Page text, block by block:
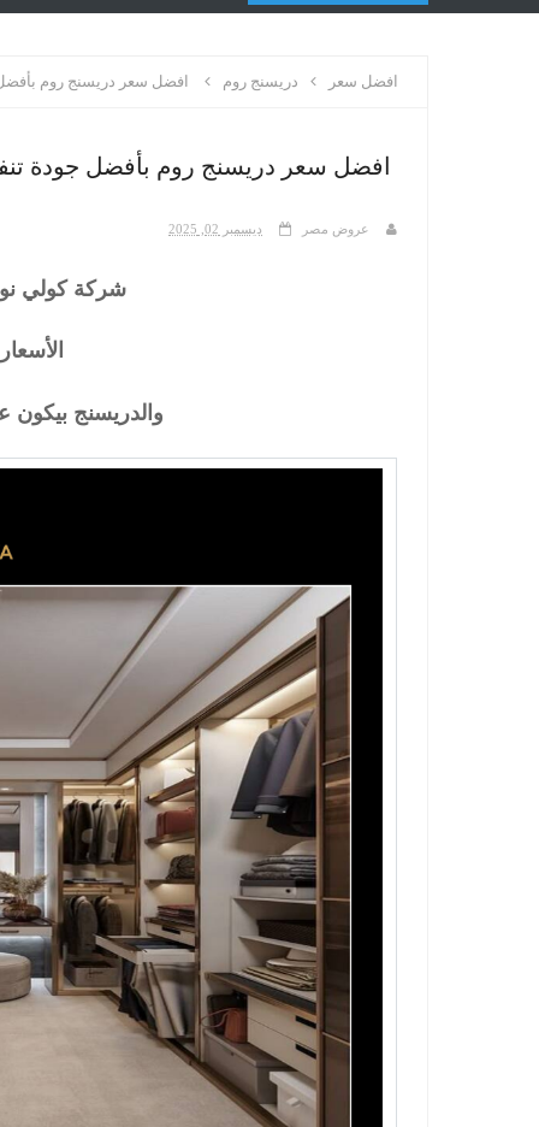
افضل سعر دريسنج روم افضل سعر دريسنج روم
افضل سعر دريسنج روم بأفضل جودة
عروض مصر ديسمبر 02, 2025
شركة كولي
والدريسنج